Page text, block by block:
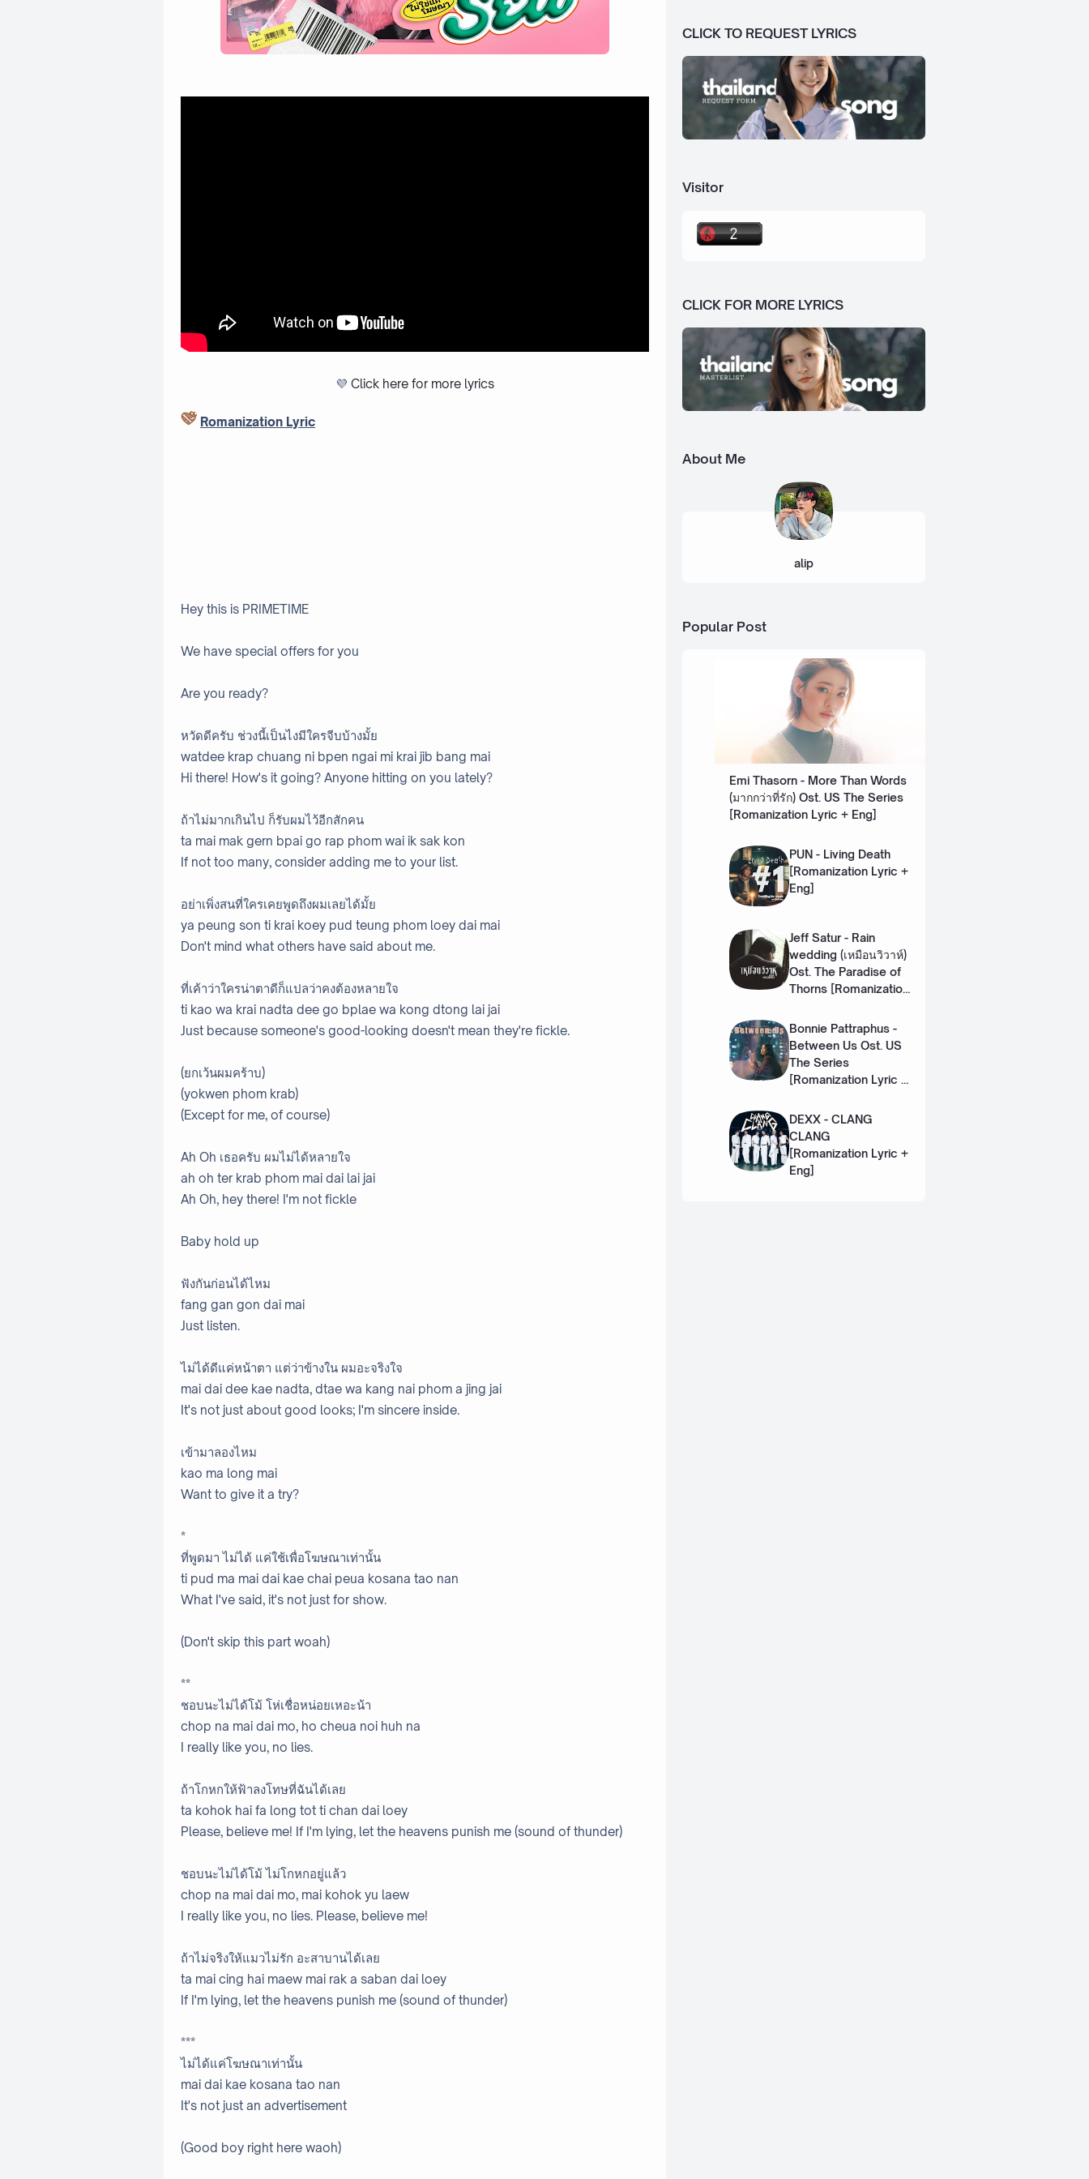
💜 Click here for more lyrics
Romanization Lyric
Hey this is PRIMETIME
We have special offers for you
Are you ready?
หวัดดีครับ ช่วงนี้เป็นไงมีใครจีบบ้างมั้ย
watdee krap chuang ni bpen ngai mi krai jib bang mai
Hi there! How's it going? Anyone hitting on you lately?
ถ้าไม่มากเกินไป ก็รับผมไว้อีกสักคน
ta mai mak gern bpai go rap phom wai ik sak kon
If not too many, consider adding me to your list.
อย่าเพิ่งสนที่ใครเคยพูดถึงผมเลยได้มั้ย
ya peung son ti krai koey pud teung phom loey dai mai
Don't mind what others have said about me.
ที่เค้าว่าใครน่าตาดีก็แปลว่าคงต้องหลายใจ
ti kao wa krai nadta dee go bplae wa kong dtong lai jai
Just because someone's good-looking doesn't mean they're fickle.
(ยกเว้นผมคร้าบ)
(yokwen phom krab)
(Except for me, of course)
Ah Oh เธอครับ ผมไม่ได้หลายใจ
ah oh ter krab phom mai dai lai jai
Ah Oh, hey there! I'm not fickle
Baby hold up
ฟังกันก่อนได้ไหม
fang gan gon dai mai
Just listen.
ไม่ได้ดีแค่หน้าตา แต่ว่าข้างใน ผมอะจริงใจ
mai dai dee kae nadta, dtae wa kang nai phom a jing jai
It's not just about good looks; I'm sincere inside.
เข้ามาลองไหม
kao ma long mai
Want to give it a try?
*
ที่พูดมา ไม่ได้ แค่ใช้เพื่อโฆษณาเท่านั้น
ti pud ma mai dai kae chai peua kosana tao nan
What I've said, it's not just for show.
(Don't skip this part woah)
**
ชอบนะไม่ได้โม้ โห่เชื่อหน่อยเหอะน้า
chop na mai dai mo, ho cheua noi huh na
I really like you, no lies.
ถ้าโกหกให้ฟ้าลงโทษที่ฉันได้เลย
ta kohok hai fa long tot ti chan dai loey
Please, believe me! If I'm lying, let the heavens punish me (sound of thunder)
ชอบนะไม่ได้โม้ ไม่โกหกอยู่แล้ว
chop na mai dai mo, mai kohok yu laew
I really like you, no lies. Please, believe me!
ถ้าไม่จริงให้แมวไม่รัก อะสาบานได้เลย
ta mai cing hai maew mai rak a saban dai loey
If I'm lying, let the heavens punish me (sound of thunder)
***
ไม่ได้แค่โฆษณาเท่านั้น
mai dai kae kosana tao nan
It's not just an advertisement
(Good boy right here waoh)
CLICK TO REQUEST LYRICS
Visitor
CLICK FOR MORE LYRICS
About Me
alip
Popular Post
Emi Thasorn - More Than Words
(มากกว่าที่รัก) Ost. US The Series
[Romanization Lyric + Eng]
PUN - Living Death
[Romanization Lyric +
Eng]
Jeff Satur - Rain
wedding (เหมือนวิวาห์)
Ost. The Paradise of
Thorns [Romanization
Bonnie Pattraphus -
Between Us Ost. US
The Series
[Romanization Lyric +
DEXX - CLANG
CLANG
[Romanization Lyric +
Eng]